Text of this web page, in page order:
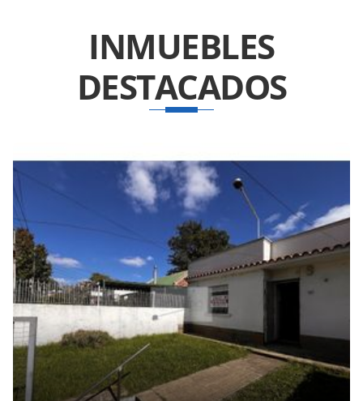
INMUEBLES
DESTACADOS